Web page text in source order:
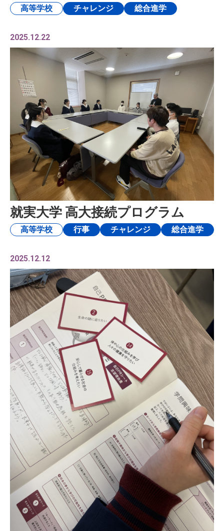
高等学校 チャレンジ 総合進学
2025.12.22
就実大学 高大接続プログラム
高等学校 行事 チャレンジ 総合進学
2025.12.12